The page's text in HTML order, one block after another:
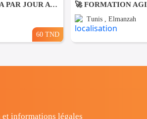
NETTOYAGE DE VILLA PAR JOUR A Gammarth
60 TND
🚀 FORMATION
Tunis , Elmanzah
informations légales